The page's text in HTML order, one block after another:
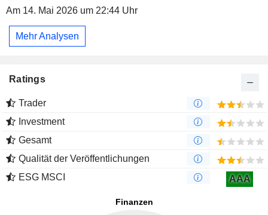
Am 14. Mai 2026 um 22:44 Uhr
Mehr Analysen
Ratings
Trader
Investment
Gesamt
Qualität der Veröffentlichungen
ESG MSCI
AAA